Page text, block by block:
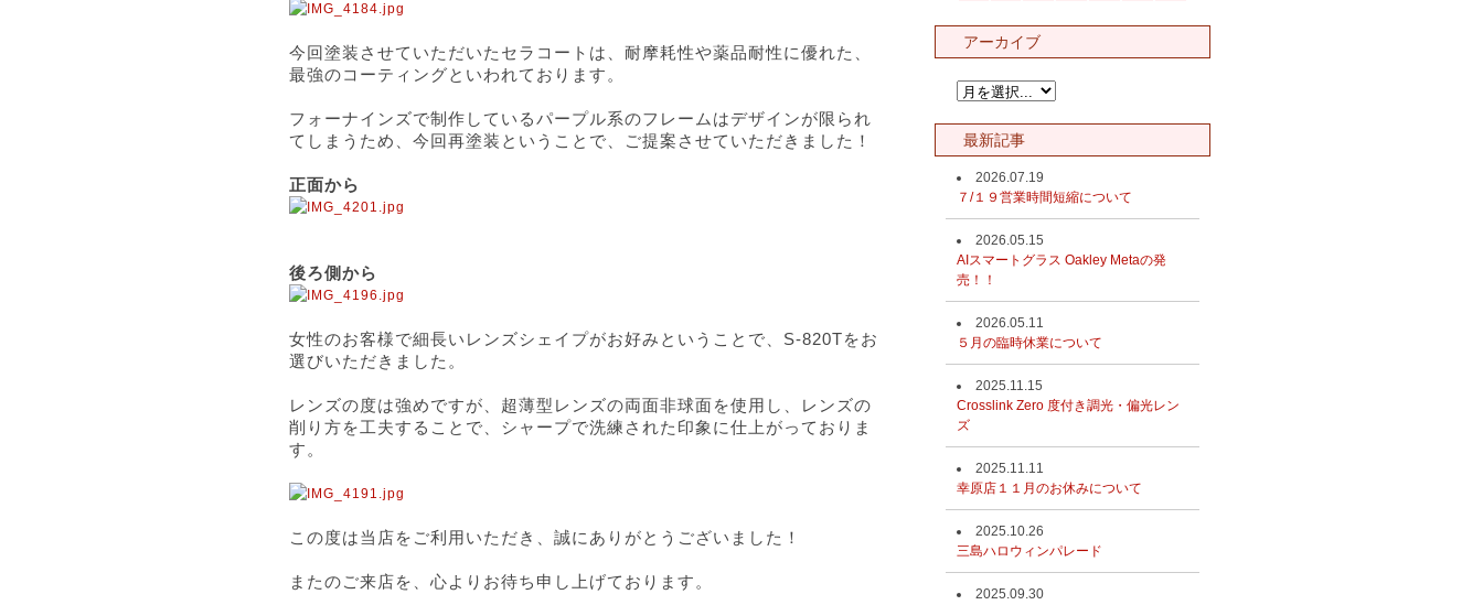
今回塗装させていただいたセラコートは、耐摩耗性や薬品耐性に優れた、
最強のコーティングといわれております。
フォーナインズで制作しているパープル系のフレームはデザインが限られ
てしまうため、今回再塗装ということで、ご提案させていただきました！
正面から
後ろ側から
女性のお客様で細長いレンズシェイプがお好みということで、S-820Tをお
選びいただきました。
レンズの度は強めですが、超薄型レンズの両面非球面を使用し、レンズの
削り方を工夫することで、シャープで洗練された印象に仕上がっておりま
す。
この度は当店をご利用いただき、誠にありがとうございました！
またのご来店を、心よりお待ち申し上げております。
アーカイブ
最新記事
2026.07.19
７/１９営業時間短縮について
2026.05.15
AIスマートグラス Oakley Metaの発
売！！
2026.05.11
５月の臨時休業について
2025.11.15
Crosslink Zero 度付き調光・偏光レン
ズ
2025.11.11
幸原店１１月のお休みについて
2025.10.26
三島ハロウィンパレード
2025.09.30